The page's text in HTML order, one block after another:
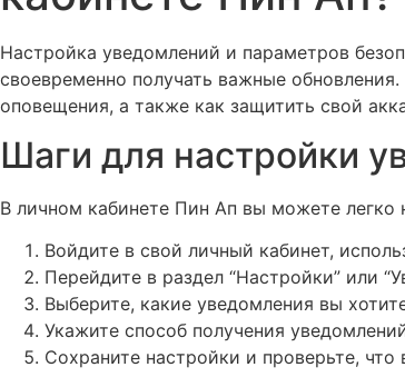
Настройка уведомлений и параметров
своевременно получать важные
оповещения, а также как защитить свой
Шаги для настройки
В личном кабинете Пин Ап вы можете
Войдите в свой личный кабинет,
Перейдите в раздел “Настройки” или
Выберите, какие уведомления вы
Укажите способ получения
Сохраните настройки и проверьте, что